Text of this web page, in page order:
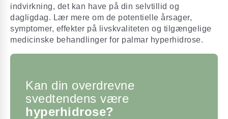
indvirkning, det kan have på din selvtillid og
dagligdag. Lær mere om de potentielle årsager,
symptomer, effekter på livskvaliteten og tilgængelige
medicinske behandlinger for palmar hyperhidrose.
Kan din overdrevne
svedtendens være
hyperhidrose?